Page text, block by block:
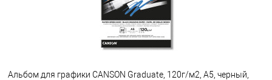
Альбом для графики CANSON Graduate, 120г/м2, A5, черный,